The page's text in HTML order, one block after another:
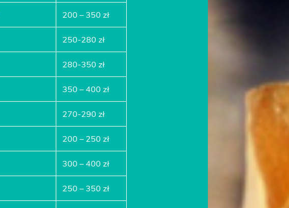
200 – 350 zł
250-280 zł
280-350 zł
350 – 400 zł
270-290 zł
200 – 250 zł
300 – 400 zł
250 – 350 zł